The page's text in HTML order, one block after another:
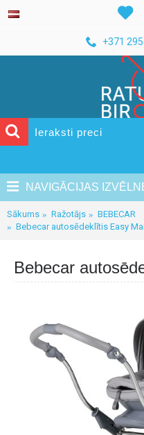
+371
NAVIGĀCIJAS
Sākums Ražotājs
BEBECAR
Bebecar autosēdeklītis Easy